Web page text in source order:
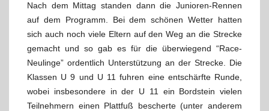
Nach dem Mittag standen dann die Junioren-Rennen
auf dem Programm. Bei dem schönen Wetter hatten
sich auch noch viele Eltern auf den Weg an die Strecke
gemacht und so gab es für die überwiegend “Race-
Neulinge” ordentlich Unterstützung an der Strecke. Die
Klassen U 9 und U 11 fuhren eine entschärfte Runde,
wobei insbesondere in der U 11 ein Bordstein vielen
Teilnehmern einen Plattfuß bescherte (unter anderem